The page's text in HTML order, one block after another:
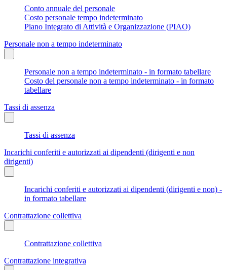
Conto annuale del personale
Costo personale tempo indeterminato
Piano Integrato di Attività e Organizzazione (PIAO)
Personale non a tempo indeterminato
Personale non a tempo indeterminato - in formato tabellare
Costo del personale non a tempo indeterminato - in formato
tabellare
Tassi di assenza
Tassi di assenza
Incarichi conferiti e autorizzati ai dipendenti (dirigenti e non
dirigenti)
Incarichi conferiti e autorizzati ai dipendenti (dirigenti e non) -
in formato tabellare
Contrattazione collettiva
Contrattazione collettiva
Contrattazione integrativa